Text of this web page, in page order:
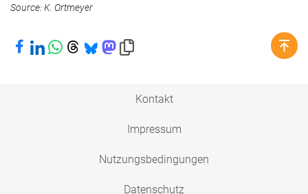
Source: K. Ortmeyer
Bei Facebook teilen
Bei LinkedIn teilen
Bei WhatsApp teilen
Bei Threads teilen
Bei Bluesky teilen
Bei Mastodon teilen
Link in die Zwischenablage kopieren
Kontakt
Impressum
Nutzungsbedingungen
Datenschutz